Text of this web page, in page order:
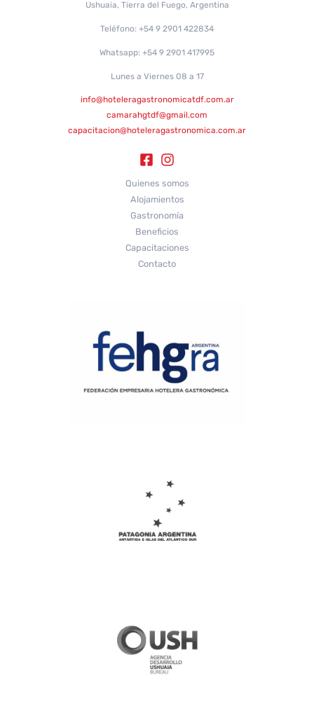
Ushuaia, Tierra del Fuego, Argentina
Teléfono: +54 9 2901 422834
Whatsapp: +54 9 2901 417995
Lunes a Viernes 08 a 17
info@hoteleragastronomicatdf.com.ar
camarahgtdf@gmail.com
capacitacion@hoteleragastronomica.com.ar
Quienes somos
Alojamientos
Gastronomía
Beneficios
Capacitaciones
Contacto